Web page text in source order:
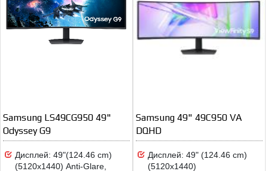
Samsung LS49CG950 49"
Odyssey G9
Дисплей: 49"(124.46 cm)
(5120x1440) Anti-Glare,
Samsung 49" 49C950 VA
DQHD
Дисплей: 49" (124.46 cm)
(5120x1440)